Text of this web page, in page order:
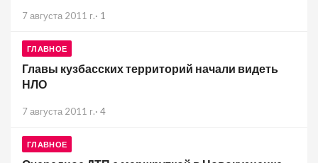
7 августа 2011 г.· 1
ГЛАВНОЕ
Главы кузбасских территорий начали видеть
НЛО
7 августа 2011 г.· 4
ГЛАВНОЕ